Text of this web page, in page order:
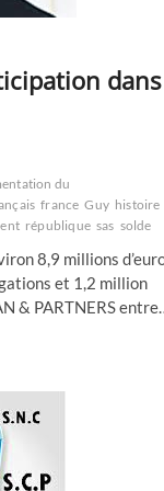
dans
du
france Guy histoire
république sas solde
8,9 millions
et 1,2 million
& PARTNERS entre…